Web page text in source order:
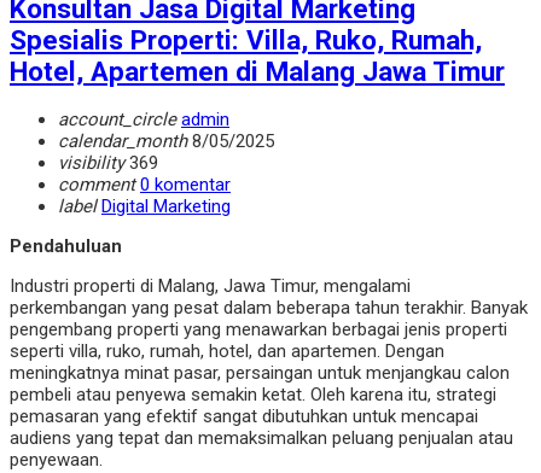
Konsultan Jasa Digital Marketing
Spesialis Properti: Villa, Ruko, Rumah,
Hotel, Apartemen di Malang Jawa Timur
account_circle admin
calendar_month8/05/2025
visibility369
comment 0 komentar
label Digital Marketing
Pendahuluan
Industri properti di Malang, Jawa Timur, mengalami
perkembangan yang pesat dalam beberapa tahun terakhir. Banyak
pengembang properti yang menawarkan berbagai jenis properti
seperti villa, ruko, rumah, hotel, dan apartemen. Dengan
meningkatnya minat pasar, persaingan untuk menjangkau calon
pembeli atau penyewa semakin ketat. Oleh karena itu, strategi
pemasaran yang efektif sangat dibutuhkan untuk mencapai
audiens yang tepat dan memaksimalkan peluang penjualan atau
penyewaan.